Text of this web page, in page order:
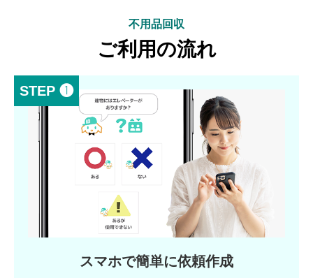
不用品回収
ご利用の流れ
STEP ❶
スマホで簡単に依頼作成